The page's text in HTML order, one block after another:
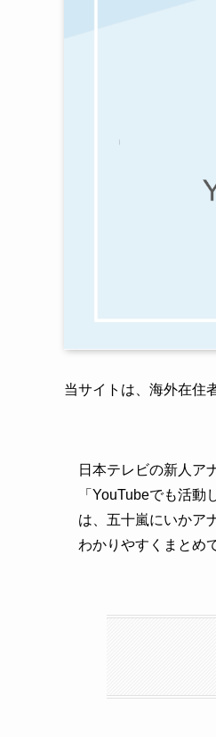
当サイトは、海外在住
日本テレビの新人ア
「YouTubeでも活
は、五十嵐にいかア
わかりやすくまとめ